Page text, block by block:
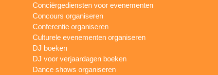
Conciërgediensten voor evenementen
Concours organiseren
Conferentie organiseren
Culturele evenementen organiseren
DJ boeken
DJ voor verjaardagen boeken
Dance shows organiseren